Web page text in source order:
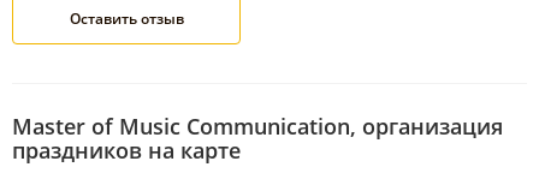
Master of Music Communication, организация
праздников на карте